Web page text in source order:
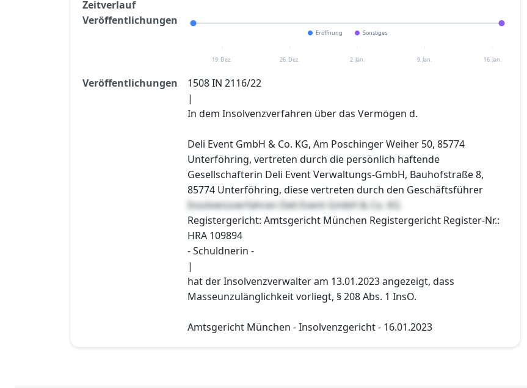
Zeitverlauf
Veröffentlichungen
Eröffnung Sonstiges
19. Dez. 26. Dez. 2. Jan. 9. Jan. 16. Jan.
Veröffentlichungen
1508 IN 2116/22
|
In dem Insolvenzverfahren über das Vermögen d.
Deli Event GmbH & Co. KG, Am Poschinger Weiher 50, 85774
Unterföhring, vertreten durch die persönlich haftende
Gesellschafterin Deli Event Verwaltungs-GmbH, Bauhofstraße 8,
85774 Unterföhring, diese vertreten durch den Geschäftsführer
Insolvenzverfahren Deli Event GmbH & Co. KG
Registergericht: Amtsgericht München Registergericht Register-Nr.:
HRA 109894
- Schuldnerin -
|
hat der Insolvenzverwalter am 13.01.2023 angezeigt, dass
Masseunzulänglichkeit vorliegt, § 208 Abs. 1 InsO.
Amtsgericht München - Insolvenzgericht - 16.01.2023